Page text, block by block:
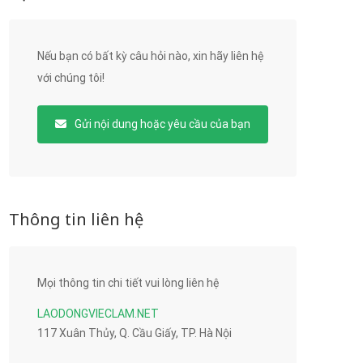
Nếu bạn có bất kỳ câu hỏi nào, xin hãy liên hệ
với chúng tôi!
Gửi nội dung hoặc yêu cầu của bạn
Thông tin liên hệ
Mọi thông tin chi tiết vui lòng liên hệ
LAODONGVIECLAM.NET
117 Xuân Thủy, Q. Cầu Giấy, TP. Hà Nội